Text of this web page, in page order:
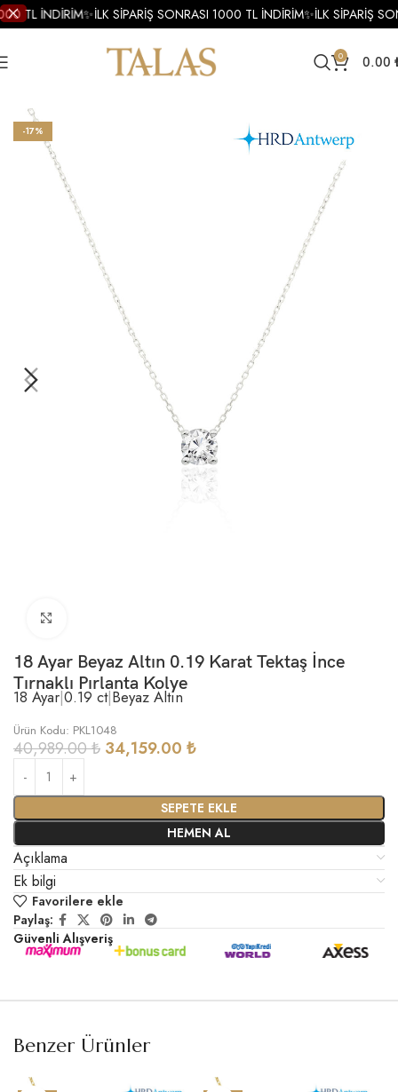
0 0.00
Pırlanta Kolye Pırlanta Tektaş Kolye
-17%
18 Ayar Beyaz Altın 0.19 Karat Tektaş İnce
Tırnaklı Pırlanta Kolye
18 Ayar|0.19 ct|Beyaz Altın
Ürün Kodu: PKL1048
40,989.00₺ 34,159.00 ₺
SEPETE EKLE
HEMEN AL
Açıklama
Ek bilgi
Favorilere ekle
Paylaş:
Güvenli Alışveriş
Benzer Ürünler
TL İNDİRİM✨İLK SİPARİŞ SONRASI 1000 TL İNDİRİM✨İLK SİPARİŞ